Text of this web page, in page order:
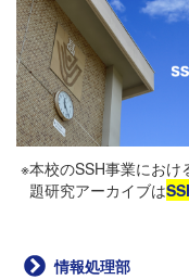
※本校のSSH事業にお
題研究アーカイブは
情報処理部